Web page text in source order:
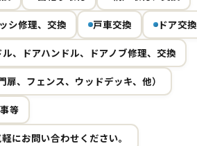
シ修理、交換 戸車交換 ドア交換
、ドアハンドル、ドアノブ修理、交換
、フェンス、ウッドデッキ、他）
等
にお問い合わせください。